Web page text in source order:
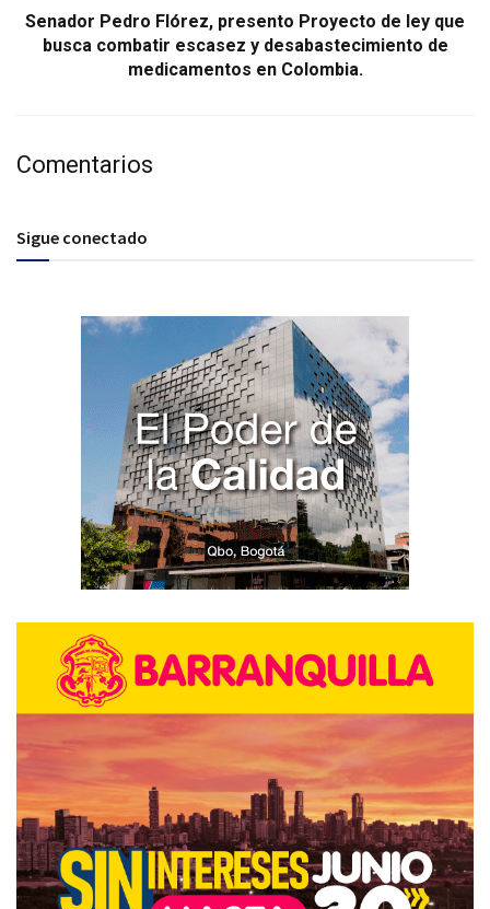
Senador Pedro Flórez, presento Proyecto de ley que
busca combatir escasez y desabastecimiento de
medicamentos en Colombia.
Comentarios
Sigue conectado